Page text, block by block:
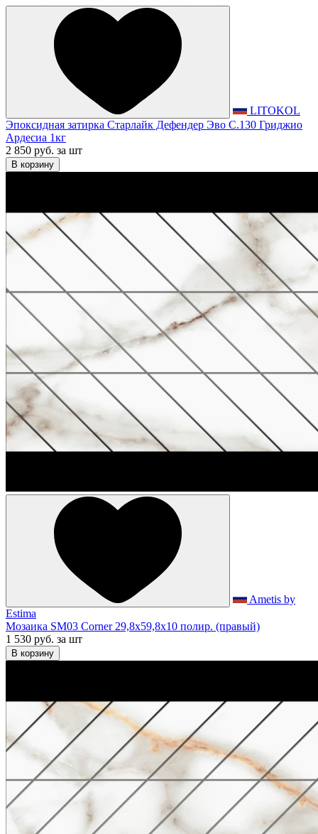
LITOKOL
Эпоксидная затирка Старлайк Дефендер Эво С.130 Гриджио
Ардесиа 1кг
2 850 руб. за шт
В корзину
Ametis by
Estima
Мозаика SM03 Corner 29,8x59,8x10 полир. (правый)
1 530 руб. за шт
В корзину